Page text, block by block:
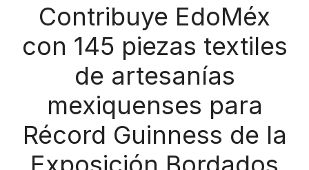
Contribuye EdoMéx
con 145 piezas textiles
de artesanías
mexiquenses para
Récord Guinness de la